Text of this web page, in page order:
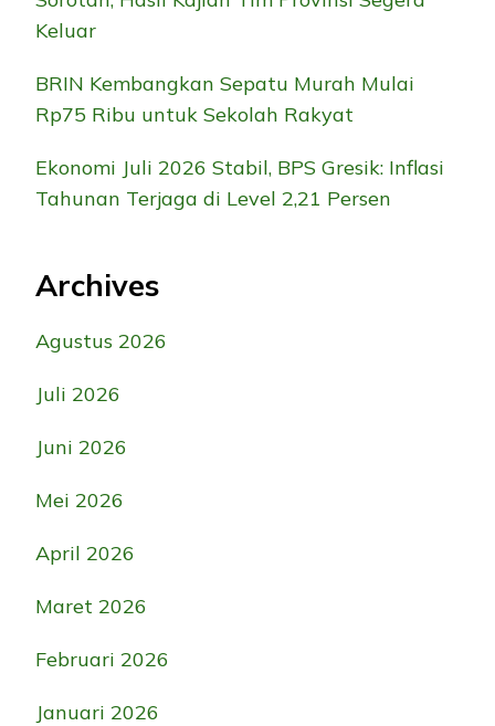
Keluar
BRIN Kembangkan Sepatu Murah Mulai
Rp75 Ribu untuk Sekolah Rakyat
Ekonomi Juli 2026 Stabil, BPS Gresik: Inflasi
Tahunan Terjaga di Level 2,21 Persen
Archives
Agustus 2026
Juli 2026
Juni 2026
Mei 2026
April 2026
Maret 2026
Februari 2026
Januari 2026